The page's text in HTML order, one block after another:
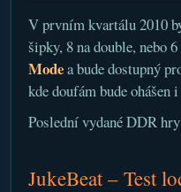
V prvním kvartálu 2010
šipky, 8 na double, nebo
Modea bude dostupný
kde doufám bude
Poslední vydané DDR
JukeBeat – Test